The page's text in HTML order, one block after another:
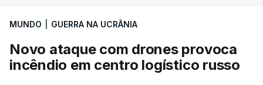
MUNDO GUERRA NA UCRÂNIA
Novo ataque com drones provoca
incêndio em centro logístico russo